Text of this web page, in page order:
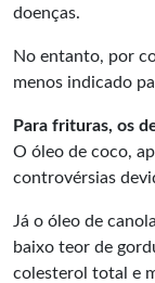
doenças.
No entanto, por
menos indicado
Para frituras, os
O óleo de coco,
controvérsias
Já o óleo de
baixo teor de
colesterol total e